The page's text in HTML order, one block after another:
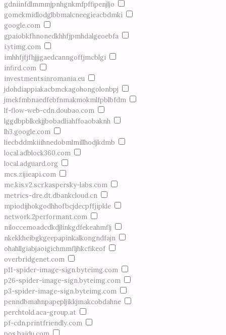
gdniinfdlmmmjpnhgnkmfpffipenjljo
gomekmidlodglbbmalcneegieacbdmki
google.com
gpaiobkfhnonedkhhfjpmhdalgeoebfa
i.ytimg.com
imhhfjfjfhjjjgaedcanngoffjmcblgi
infird.com
investmentsinromania.eu
jdohdiappiakacbmckagohongolonbpj
jmekfmbnaedfebfnmakmokmlfpblbfdm
lf-flow-web-cdn.doubao.com
lggdbpblkekjjbobadliahffoaobaknh
lh3.google.com
liecbddmkiiihnedobmlmillhodjkdmb
local.adblock360.com
local.adguard.org
mcs.zijieapi.com
me.kis.v2.scr.kaspersky-labs.com
metrics-dre.dt.dbankcloud.cn
mpiodijhokgodhhofbcjdecpffjipkle
network.2performant.com
niloccemoadcdkdjlinkgdfekeahmflj
nkekkheibgkgeepapinkalkongndfajn
ohahllgiabjaoigichmmfljhkcfikeof
overbridgenet.com
p11-spider-image-sign.byteimg.com
p26-spider-image-sign.byteimg.com
p3-spider-image-sign.byteimg.com
penndbmahnpapepljikkjmakcobdahne
perchtold.aca-group.at
pf-cdn.printfriendly.com